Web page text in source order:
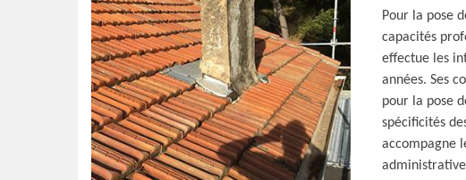
Pour la pose
capacités
effectue les
années. Ses
pour la pose
spécificités
accompagne